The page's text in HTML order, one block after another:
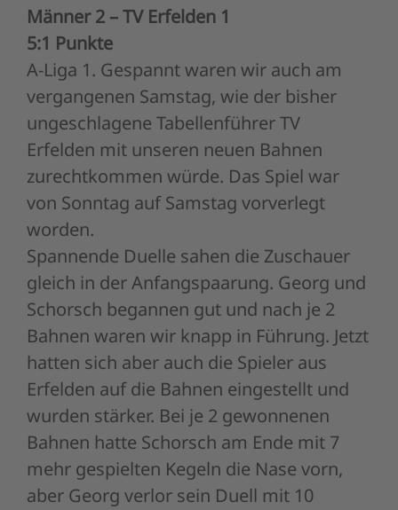
Männer 2 – TV Erfelden 1
5:1 Punkte
A-Liga 1. Gespannt waren wir auch am
vergangenen Samstag, wie der bisher
ungeschlagene Tabellenführer TV
Erfelden mit unseren neuen Bahnen
zurechtkommen würde. Das Spiel war
von Sonntag auf Samstag vorverlegt
worden.
Spannende Duelle sahen die Zuschauer
gleich in der Anfangspaarung. Georg und
Schorsch begannen gut und nach je 2
Bahnen waren wir knapp in Führung. Jetzt
hatten sich aber auch die Spieler aus
Erfelden auf die Bahnen eingestellt und
wurden stärker. Bei je 2 gewonnenen
Bahnen hatte Schorsch am Ende mit 7
mehr gespielten Kegeln die Nase vorn,
aber Georg verlor sein Duell mit 10